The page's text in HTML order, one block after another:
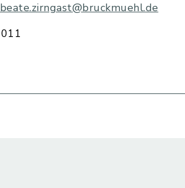
beate.zirngast@bruckmuehl.de
011